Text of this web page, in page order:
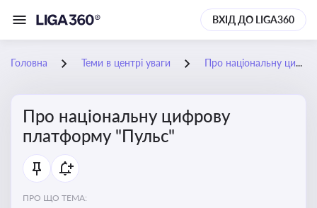
ВХІД ДО LIGA360
Головна Теми в центрі уваги Про національну цифрову платформу "Пульс"
Про національну цифрову
платформу "Пульс"
ПРО ЩО ТЕМА: